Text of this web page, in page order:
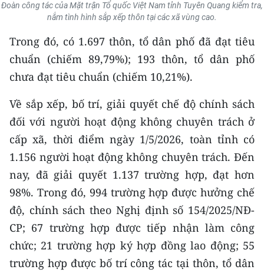
MÔI TRƯỜNG
BẠN ĐỌC
KIỂM CHỨNG THÔNG TIN
TRI THỨC CHUYÊN SÂU
54 DÂN TỘC VIỆT NAM
CHƯƠNG TRÌNH OCOP - MỖI XÃ
MỘT SẢN PHẨM
RADIO
MEDIA CENTER
E-Magazine
Đoàn công tác của Mặt trận Tổ quốc Việt Nam tỉnh Tuyên Quang kiểm tra,
nắm tình hình sắp xếp thôn tại các xã vùng cao.
Trong đó, có 1.697 thôn, tổ dân phố đã đạt tiêu
chuẩn (chiếm 89,79%); 193 thôn, tổ dân phố
chưa đạt tiêu chuẩn (chiếm 10,21%).
Về sắp xếp, bố trí, giải quyết chế độ chính sách
đối với người hoạt động không chuyên trách ở
cấp xã, thời điểm ngày 1/5/2026, toàn tỉnh có
1.156 người hoạt động không chuyên trách. Đến
nay, đã giải quyết 1.137 trường hợp, đạt hơn
98%. Trong đó, 994 trường hợp được hưởng chế
độ, chính sách theo Nghị định số 154/2025/NĐ-
CP; 67 trường hợp được tiếp nhận làm công
chức; 21 trường hợp ký hợp đồng lao động; 55
trường hợp được bố trí công tác tại thôn, tổ dân